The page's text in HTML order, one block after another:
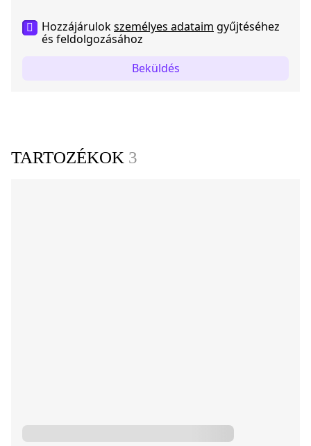
Hozzájárulokszemélyes adataim gyűjtéséhez
és feldolgozásához
Beküldés
TARTOZÉKOK 3